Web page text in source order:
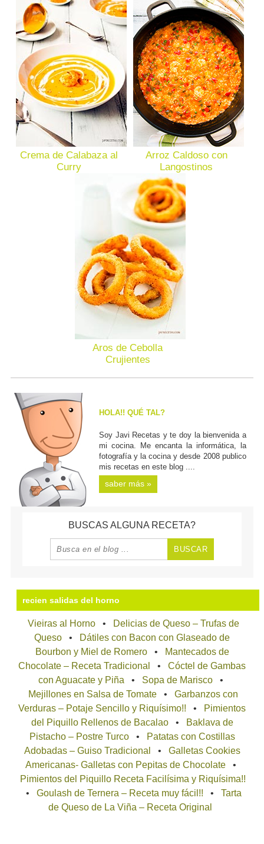
Crema de Calabaza al
Curry
Arroz Caldoso con
Langostinos
Aros de Cebolla
Crujientes
HOLA!! QUÉ TAL?
Soy Javi Recetas y te doy la bienvenida a
mi cocina. Me encanta la informática, la
fotografía y la cocina y desde 2008 publico
mis recetas en este blog ....
saber más »
BUSCAS ALGUNA RECETA?
recien salidas del horno
Vieiras al Horno
Delicias de Queso – Trufas de
Queso
Dátiles con Bacon con Glaseado de
Bourbon y Miel de Romero
Mantecados de
Chocolate – Receta Tradicional
Cóctel de Gambas
con Aguacate y Piña
Sopa de Marisco
Mejillones en Salsa de Tomate
Garbanzos con
Verduras – Potaje Sencillo y Riquísimo!!
Pimientos
del Piquillo Rellenos de Bacalao
Baklava de
Pistacho – Postre Turco
Patatas con Costillas
Adobadas – Guiso Tradicional
Galletas Cookies
Americanas- Galletas con Pepitas de Chocolate
Pimientos del Piquillo Receta Facilísima y Riquísima!!
Goulash de Ternera – Receta muy fácil!!
Tarta
de Queso de La Viña – Receta Original